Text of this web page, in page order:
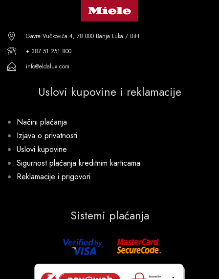
Gavre Vučkovića 4, 78 000 Banja Luka / BiH
+ 387 51 251 800
info@eldalux.com
Uslovi kupovine i reklamacije
Načini plaćanja
Izjava o privatnosti
Uslovi kupovine
Sigurnost plaćanja kreditnim karticama
Reklamacije i prigovori
Sistemi plaćanja